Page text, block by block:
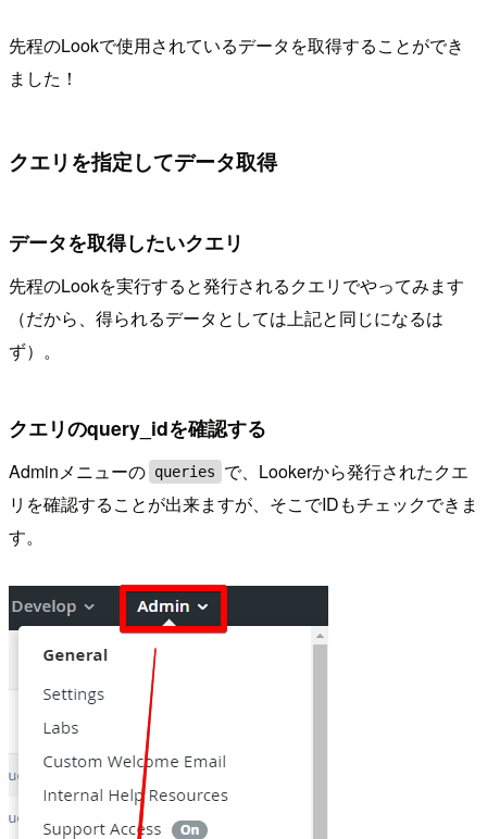
先程のLookで使用されているデータを取得することができ
ました！
クエリを指定してデータ取得
データを取得したいクエリ
先程のLookを実行すると発行されるクエリでやってみます
（だから、得られるデータとしては上記と同じになるは
ず）。
クエリのquery_idを確認する
Adminメニューの queries
で、Lookerから発行されたクエ
リを確認することが出来ますが、そこでIDもチェックできま
す。